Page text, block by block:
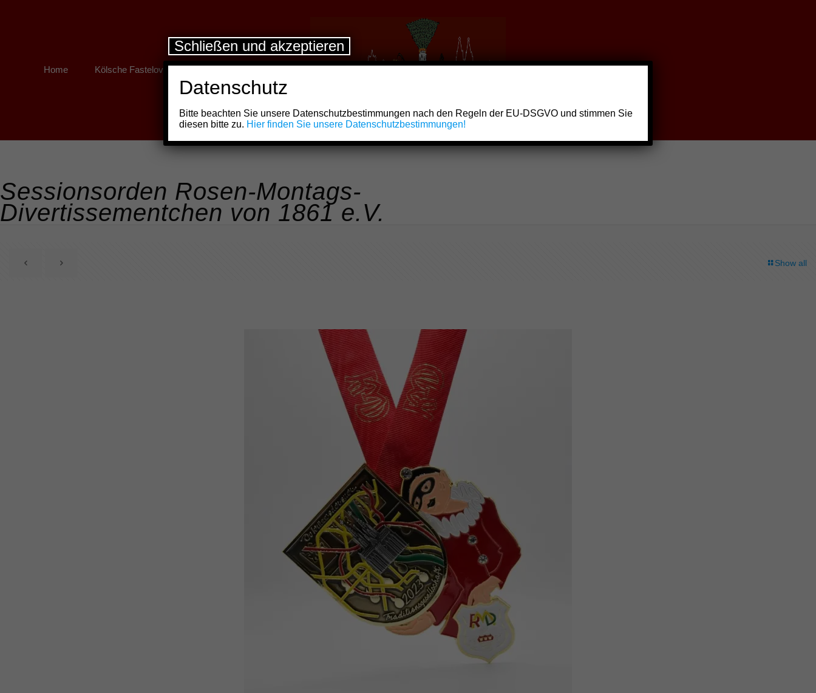
Home Kölsche Fastelovend
Sessionsorden Rosen-Montags-
Divertissementchen von 1861 e.V.
Show all
Datenschutz
Bitte beachten Sie unsere Datenschutzbestimmungen nach den Regeln der EU-DSGVO und stimmen Sie
diesen bitte zu. Hier finden Sie unsere Datenschutzbestimmungen!
Schließen und akzeptieren